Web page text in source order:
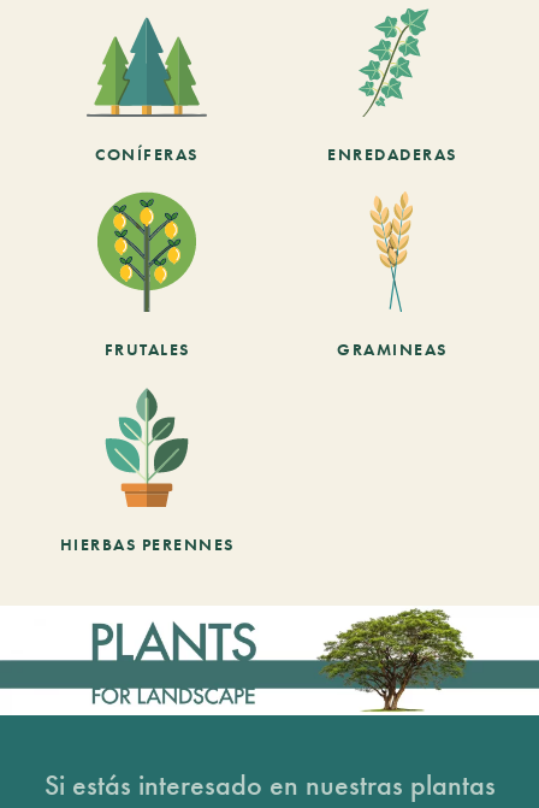
CONÍFERAS ENREDADERAS
FRUTALES GRAMINEAS
HIERBAS PERENNES
Si estás interesado en nuestras plantas